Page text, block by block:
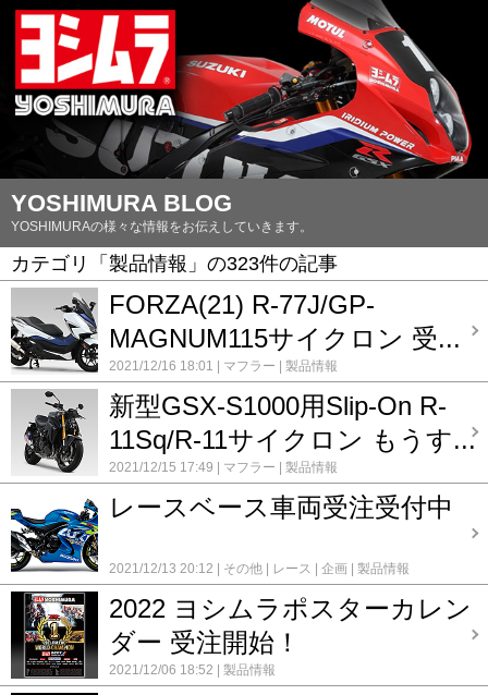
YOSHIMURA BLOG
YOSHIMURAの様々な情報をお伝えしていきます。
カテゴリ「製品情報」の323件の記事
FORZA(21) R-77J/GP-
MAGNUM115サイクロン 受...
2021/12/16 18:01 マフラー 製品情報
新型GSX-S1000用Slip-On R-
11Sq/R-11サイクロン もうす...
2021/12/15 17:49 マフラー 製品情報
レースベース車両受注受付中
2021/12/13 20:12 その他 レース 企画 製品情報
2022 ヨシムラポスターカレン
ダー 受注開始！
2021/12/06 18:52 製品情報